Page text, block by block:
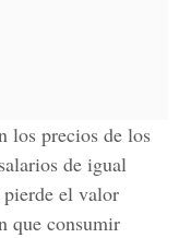
los precios de los
de igual
pierde el valor
que consumir